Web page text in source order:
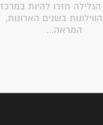
הגלילה חזרו להיות במרכז
בשנים הארונות,
המראה...